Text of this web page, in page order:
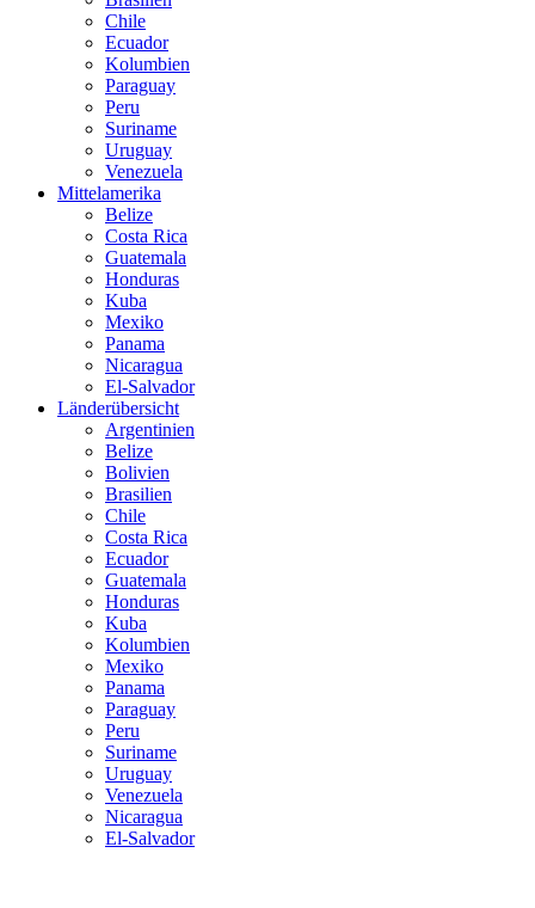
Chile
Ecuador
Kolumbien
Paraguay
Peru
Suriname
Uruguay
Venezuela
Mittelamerika
Belize
Costa Rica
Guatemala
Honduras
Kuba
Mexiko
Panama
Nicaragua
El-Salvador
Länderübersicht
Argentinien
Belize
Bolivien
Brasilien
Chile
Costa Rica
Ecuador
Guatemala
Honduras
Kuba
Kolumbien
Mexiko
Panama
Paraguay
Peru
Suriname
Uruguay
Venezuela
Nicaragua
El-Salvador